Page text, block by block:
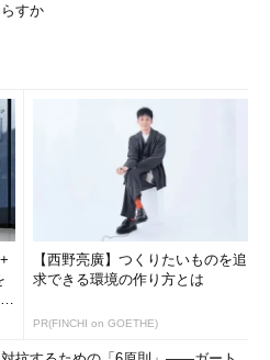
すか
【西野亮廣】つくりたいものを追
求できる環境の作り方とは
PR(FINCHI on GOETHE)